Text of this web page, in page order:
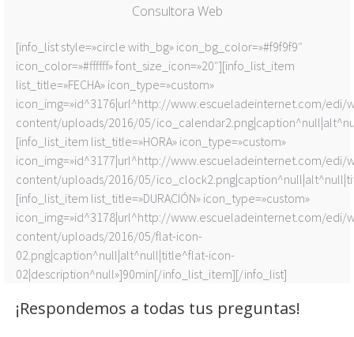
Consultora Web
[info_list style=»circle with_bg» icon_bg_color=»#f9f9f9″
icon_color=»#ffffff» font_size_icon=»20″][info_list_item
list_title=»FECHA» icon_type=»custom»
icon_img=»id^3176|url^http://www.escueladeinternet.com/edi/
content/uploads/2016/05/
[info_list_item list_title=»HORA» icon_type=»custom»
icon_img=»id^3177|url^http://www.escueladeinternet.com/edi/
content/uploads/2016/05/
[info_list_item list_title=»DURACIÓN» icon_type=»custom»
icon_img=»id^3178|url^http://www.escueladeinternet.com/edi/
content/uploads/2016/05/flat-icon-
02.png|caption^null|alt^null|title^flat-icon-
02|description^null»]90min[/info_list_item][/info_list]
¡Respondemos a todas tus preguntas!